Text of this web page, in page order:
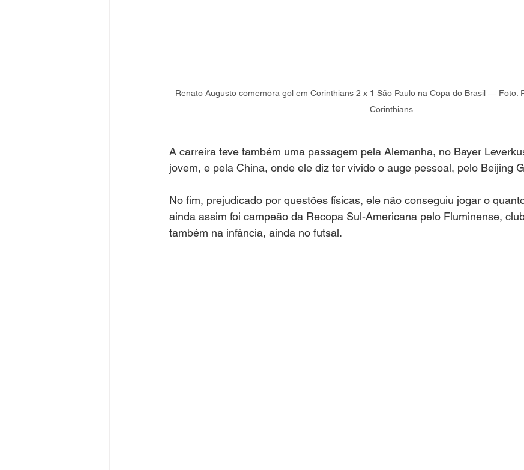
Renato Augusto comemora gol em Corinthians 2 x 1 São Paulo na Copa do Brasil — Foto:
Corinthians
A carreira teve também uma passagem pela Alemanha, no Bayer
jovem, e pela China, onde ele diz ter vivido o auge pessoal, pelo Beijing
No fim, prejudicado por questões físicas, ele não conseguiu jogar o
ainda assim foi campeão da Recopa Sul-Americana pelo Fluminense,
também na infância, ainda no futsal.